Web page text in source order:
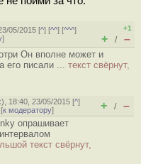
05/2015 [^] [^^] [^^^]
]
+1
+ / –
Он вполне может и
его писали ... текст свёрнут,
), 18:40, 23/05/2015 [^]
к модератору] + / –
опрашивает
текст свёрнут,